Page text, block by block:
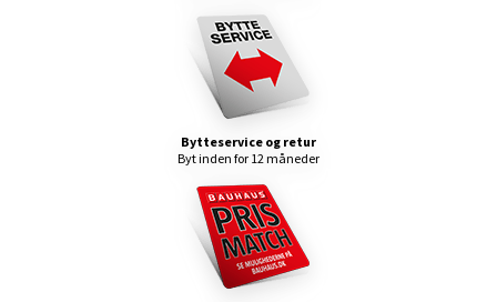
Bytteservice og retur
Byt inden for 12 måneder